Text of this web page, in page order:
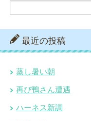
最近の投稿
蒸し暑い朝
再び鴨さん遭遇
ハーネス新調